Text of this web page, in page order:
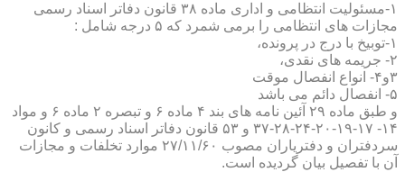
۱-مسئولیت انتظامی و اداری ماده ۳۸ قانون دفاتر اسناد رسمی
مجازات های انتظامی را برمی شمرد که ۵ درجه شامل :
۱-توبیخ با درج در پرونده،
۲- جریمه های نقدی،
۳و۴- انواع انفصال موقت
۵- انفصال دائم می باشد
و طبق ماده ۲۹ آئین نامه های بند ۴ ماده ۶ و تبصره ۲ ماده ۶ و مواد
۱۴- ۱۷-۱۹-۲۰-۲۴-۲۸-۳۷ و ۵۳ قانون دفاتر اسناد رسمی و کانون
سردفتران و دفتریاران مصوب ۲۷/۱۱/۶۰ موارد تخلفات و مجازات
آن با تفصیل بیان گردیده است.